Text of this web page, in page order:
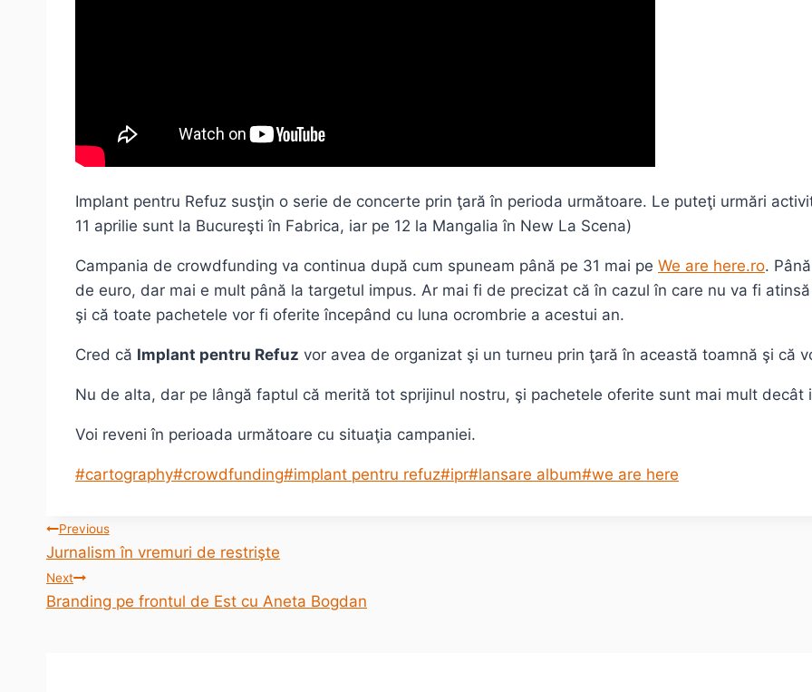
Implant pentru Refuz susţin o serie de concerte prin ţară în perioda următoare. Le puteţi urmări
11 aprilie sunt la Bucureşti în Fabrica, iar pe 12 la Mangalia în New La Scena)
Campania de crowdfunding va continua după cum spuneam până pe 31 mai pe We are here.ro.
de euro, dar mai e mult până la targetul impus. Ar mai fi de precizat că în cazul în care nu va fi
şi că toate pachetele vor fi oferite începând cu luna ocrombrie a acestui an.
Cred că Implant pentru Refuz vor avea de organizat şi un turneu prin ţară în această toamnă şi că
Nu de alta, dar pe lângă faptul că merită tot sprijinul nostru, şi pachetele oferite sunt mai mult decât
Voi reveni în perioada următoare cu situaţia campaniei.
Post
#cartography#crowdfunding#implant pentru refuz#ipr#lansare album#we are here
Post
navigation
Previous
Jurnalism în vremuri de restrişte
Next
Branding pe frontul de Est cu Aneta Bogdan